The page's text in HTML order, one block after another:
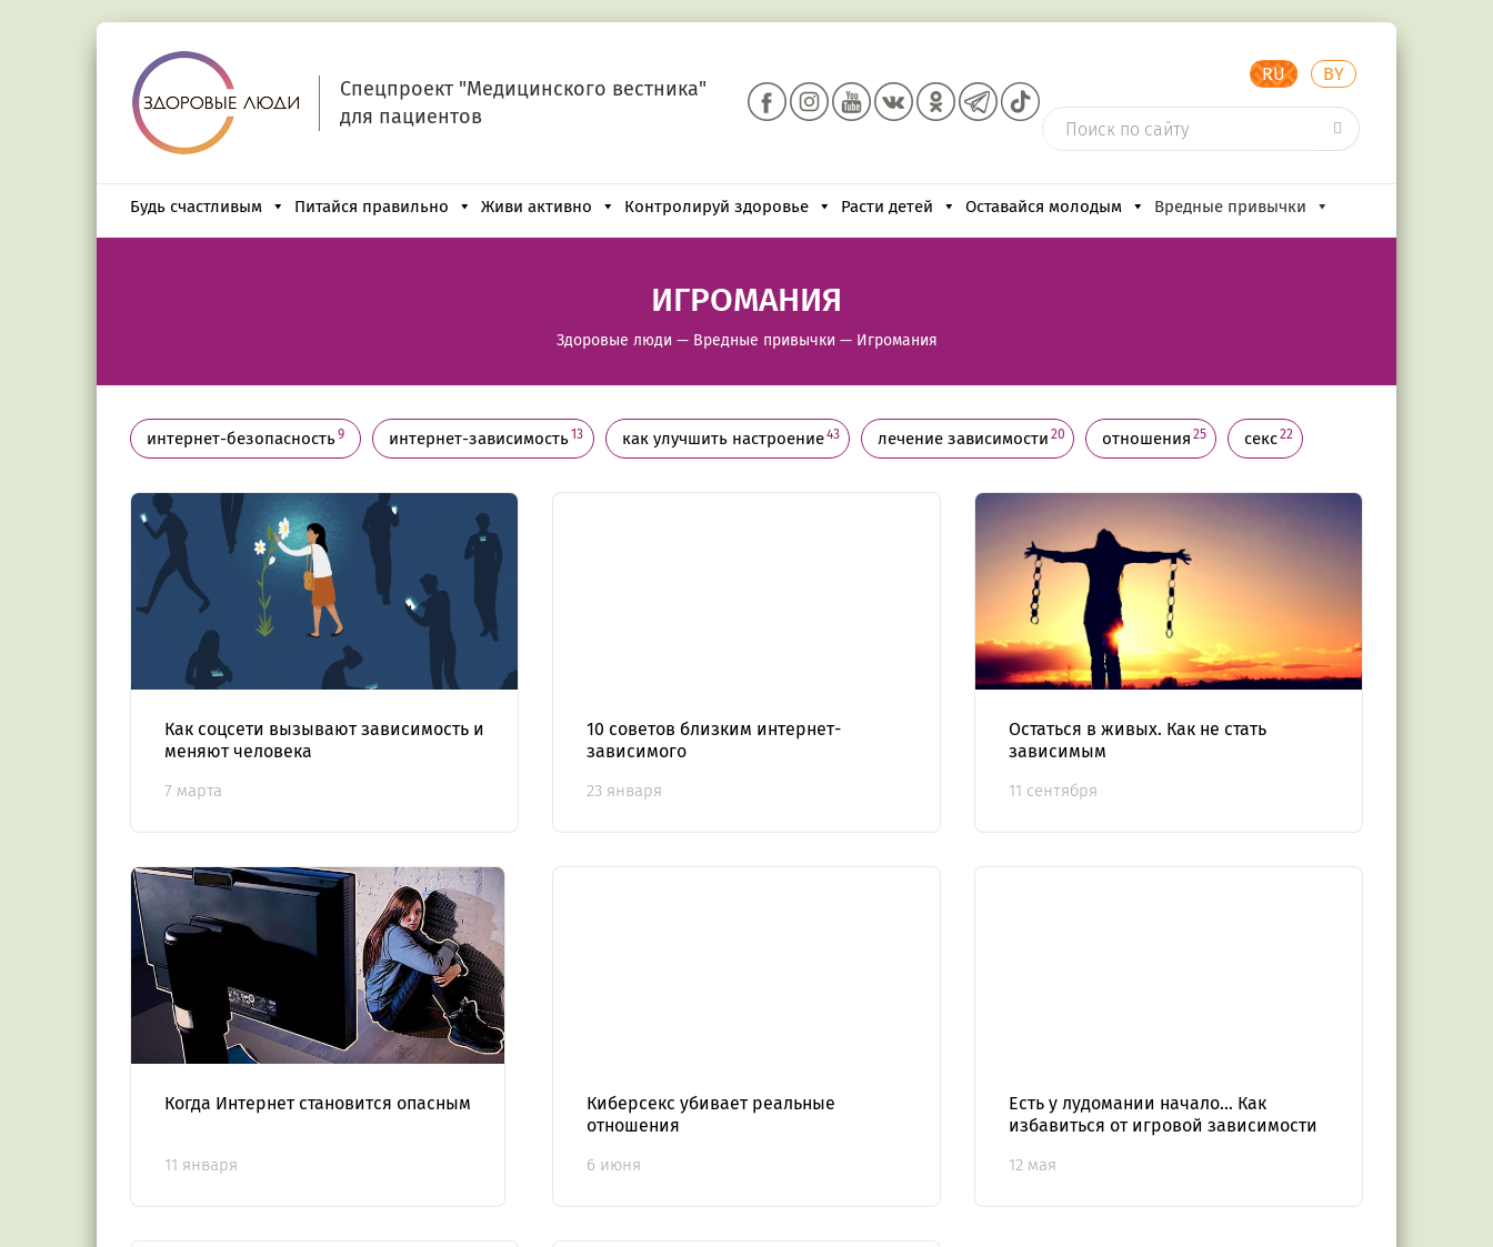
Спецпроект "Медицинского вестника"
для пациентов
RU BY
Будь счастливым Питайся правильно Живи активно Контролируй здоровье Расти детей Оставайся молодым Вредные привычки
ИГРОМАНИЯ
Здоровые люди — Вредные привычки — Игромания
интернет-безопасность9 интернет-зависимость13 как улучшить настроение43 лечение зависимости 20 отношения 25 секс22
Как соцсети вызывают зависимость и
меняют человека
7 марта
10 советов близким интернет-
зависимого
23 января
Остаться в живых. Как не стать
зависимым
11 сентября
Когда Интернет становится опасным
11 января
Киберсекс убивает реальные
отношения
6 июня
Есть у лудомании начало... Как
избавиться от игровой зависимости
12 мая